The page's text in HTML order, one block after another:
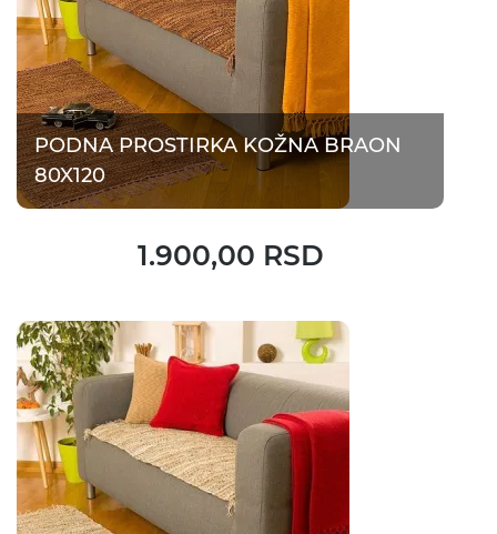
PODNA PROSTIRKA KOŽNA BRAON
80X120
1.900,00 RSD